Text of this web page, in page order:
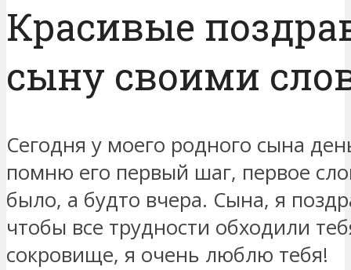
Красивые
сыну своими
Сегодня у моего родного сына
помню его первый шаг, первое
было, а будто вчера. Сына, я
чтобы все трудности обходили
сокровище, я очень люблю тебя!